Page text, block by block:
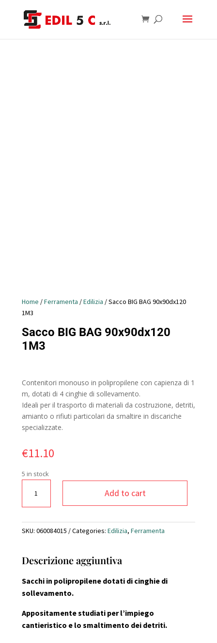
Home /Ferramenta /Edilizia / Sacco BIG BAG 90x90dx120
1M3
Sacco BIG BAG 90x90dx120
1M3
Contenitori monouso in polipropilene con capienza di 1
m, dotati di 4 cinghie di sollevamento.
Ideali per il trasporto di materiali da costruzione, detriti,
amianto o rifiuti particolari da smaltire in discariche
specializzate.
€11.10
5 in stock
BAG
1M3
Add to cart
SKU: 060084015 Categories: Edilizia, Ferramenta
Descrizione aggiuntiva
Sacchi in polipropilene dotati di cinghie di
sollevamento.
Appositamente studiati per l’impiego
cantieristico e lo smaltimento dei detriti.